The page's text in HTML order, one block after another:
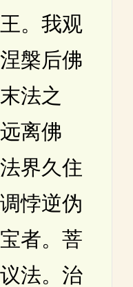
。我观
槃后佛
法之
离佛
界久住
悖逆伪
者。菩
法。治